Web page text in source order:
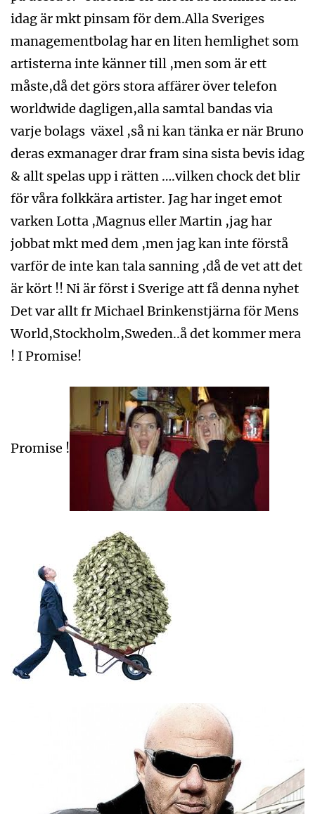
idag är mkt pinsam för dem.Alla Sveriges
managementbolag har en liten hemlighet som
artisterna inte känner till ,men som är ett
måste,då det görs stora affärer över telefon
worldwide dagligen,alla samtal bandas via
varje bolags växel ,så ni kan tänka er när Bruno
deras exmanager drar fram sina sista bevis idag
& allt spelas upp i rätten ….vilken chock det blir
för våra folkkära artister. Jag har inget emot
varken Lotta ,Magnus eller Martin ,jag har
jobbat mkt med dem ,men jag kan inte förstå
varför de inte kan tala sanning ,då de vet att det
är kört !! Ni är först i Sverige att få denna nyhet
Det var allt fr Michael Brinkenstjärna för Mens
World,Stockholm,Sweden..å det kommer mera
! I Promise!
Promise !